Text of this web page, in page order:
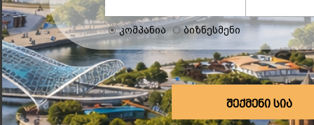
კომპანია ბიზნესმენი
Შექმენი Სია